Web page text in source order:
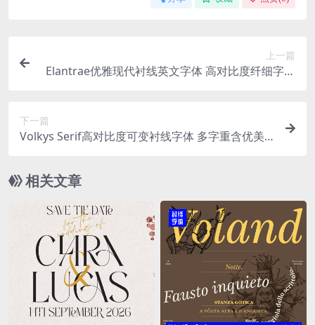
上一篇
Elantrae优雅现代衬线英文字体 高对比度纤细字形
下一篇
Volkys Serif高对比度可变衬线字体 多字重含优美
相关文章